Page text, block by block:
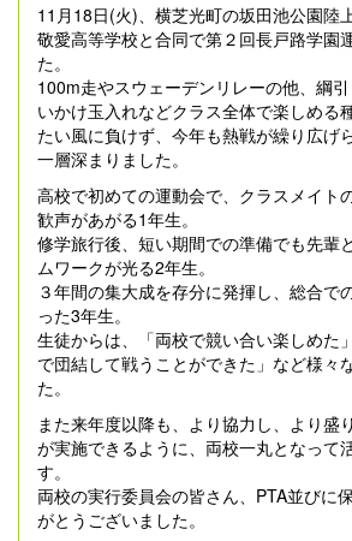
11月18日(火)、横芝光町の坂田池公園陸
敬愛高等学校と合同で第２回長戸路学園
た。
100m走やスウェーデンリレーの他、綱
いかけ玉入れなどクラス全体で楽しめる
たい風に負けず、今年も熱戦が繰り広げ
一層深まりました。
高校で初めての運動会で、クラスメイト
歓声があがる1年生。
修学旅行後、短い期間での準備でも先輩
ムワークが光る2年生。
３年間の集大成を存分に発揮し、総合で
った3年生。
生徒からは、「両校で競い合い楽しめた
で団結して戦うことができた」など様々
た。
また来年度以降も、より協力し、より盛
が実施できるように、両校一丸となって
す。
両校の実行委員会の皆さん、PTA並びに
がとうございました。